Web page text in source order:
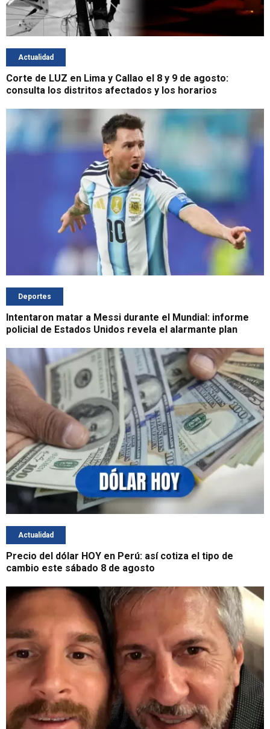
Actualidad
Corte de LUZ en Lima y Callao el 8 y 9 de agosto:
consulta los distritos afectados y los horarios
Deportes
Intentaron matar a Messi durante el Mundial: informe
policial de Estados Unidos revela el alarmante plan
Actualidad
Precio del dólar HOY en Perú: así cotiza el tipo de
cambio este sábado 8 de agosto